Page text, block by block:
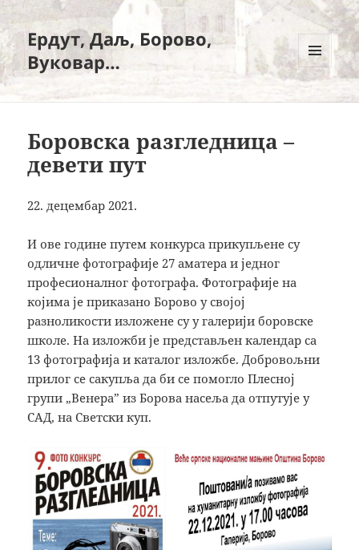
Ердут, Даљ, Борово,
Вуковар…
ИЗБОРНИК
ВИЏЕТИ
Боровска разгледница –
девети пут
22. децембар 2021.
И ове године путем конкурса прикупљене су
одличне фотографије 27 аматера и једног
професионалног фотографа. Фотографије на
којима је приказано Борово у својој
разноликости изложене су у галерији боровске
школе. На изложби је представљен календар са
13 фотографија и каталог изложбе. Добровољни
прилог се сакупља да би се помогло Плесној
групи „Венера” из Борова насеља да отпутује у
САД, на Светски куп.